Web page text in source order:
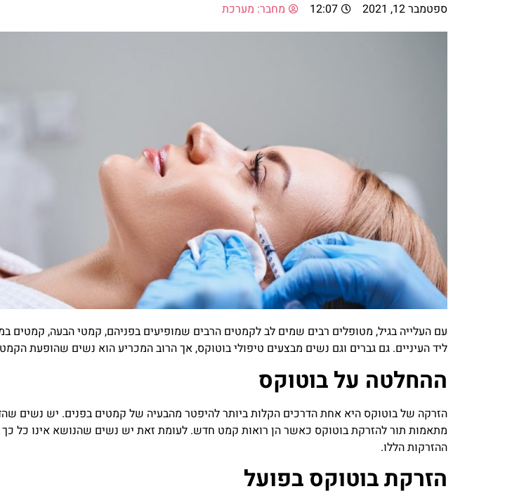
ספטמבר 12, 2021 12:07 מחבר: מערכת
עם העלייה בגיל, מטופלים רבים שמים לב לקמטים הרבים שמופיעים בפניהם, קמטי הבעה, קמטים
ליד העיניים. גם גברים וגם נשים מבצעים טיפולי בוטוקס, אך הרוב המכריע הוא נשים שהופעת
ההחלטה על בוטוקס
הזרקה של בוטוקס היא אחת הדרכים הקלות ביותר להיפטר מהבעיה של קמטים בפנים. יש נשים
מתאמות תור להזרקת בוטוקס כאשר הן רואות קמט חדש. לעומת זאת יש נשים שהנושא אינו כל כך
ההזרקות הללו.
הזרקת בוטוקס בפועל